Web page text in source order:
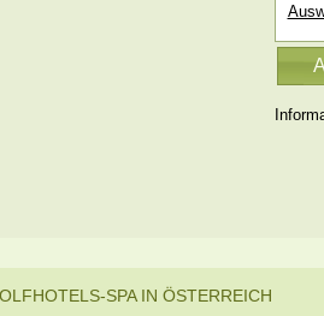
SPA IN ÖSTERREICH